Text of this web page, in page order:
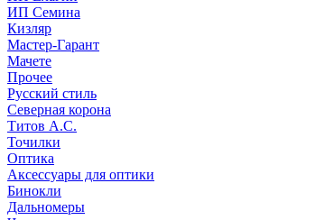
ИП Семина
Кизляр
Мастер-Гарант
Мачете
Прочее
Русский стиль
Северная корона
Титов А.С.
Точилки
Оптика
Аксессуары для оптики
Бинокли
Дальномеры